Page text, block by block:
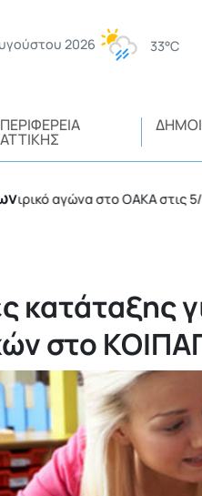
2026 33°C
ΠΕΡΙΦΈΡΕΙΑ
ΑΤΤΙΚΉΣ
ΔΉΜΟΙ
αγώνα στο ΟΑΚΑ στις 5/8 •
κατάταξης
στο